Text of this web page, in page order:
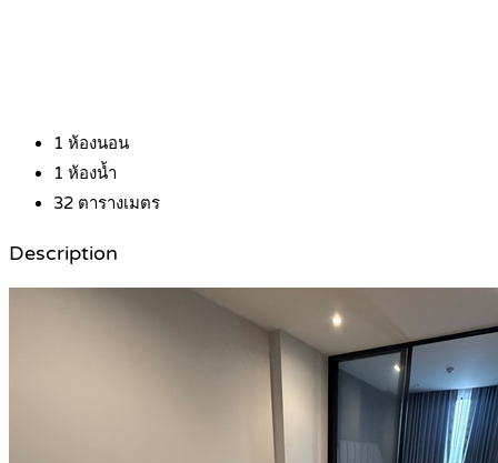
1 ห้องนอน
1 ห้องน้ำ
32 ตารางเมตร
Description